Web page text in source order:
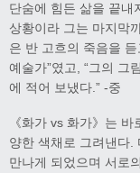
단숨에 힘든 삶을 끝내
상황이라 그는 마지막
은 반 고흐의 죽음을
예술가”였고, “그의 그
에 적어 보냈다.” -중
《화가 vs 화가》는
양한 색채로 그려낸다.
만나게 되었으며 서로